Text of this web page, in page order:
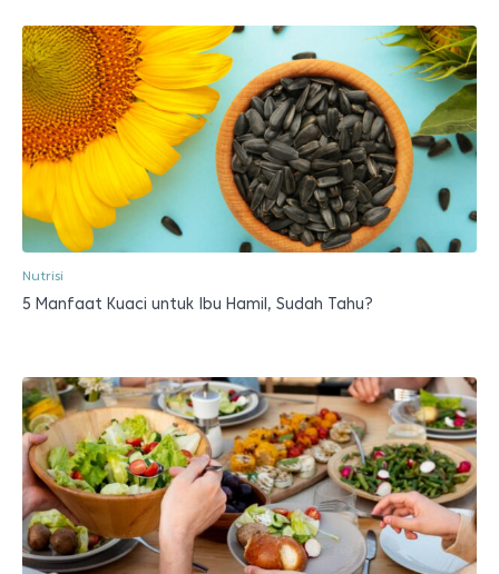
Nutrisi
5 Manfaat Kuaci untuk Ibu Hamil, Sudah Tahu?